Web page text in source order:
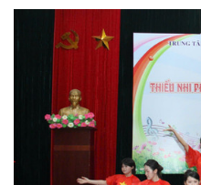
phố trên địa bàn.